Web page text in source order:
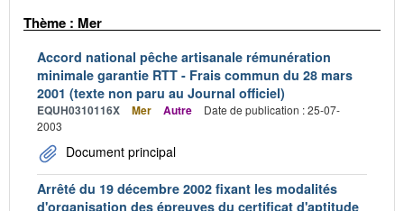
Thème : Mer
Accord national pêche artisanale rémunération
minimale garantie RTT - Frais commun du 28 mars
2001 (texte non paru au Journal officiel)
EQUH0310116X Mer Autre
Date de publication : 25-07-
2003
Document principal
Arrêté du 19 décembre 2002 fixant les modalités
d'organisation des épreuves du certificat d'aptitude